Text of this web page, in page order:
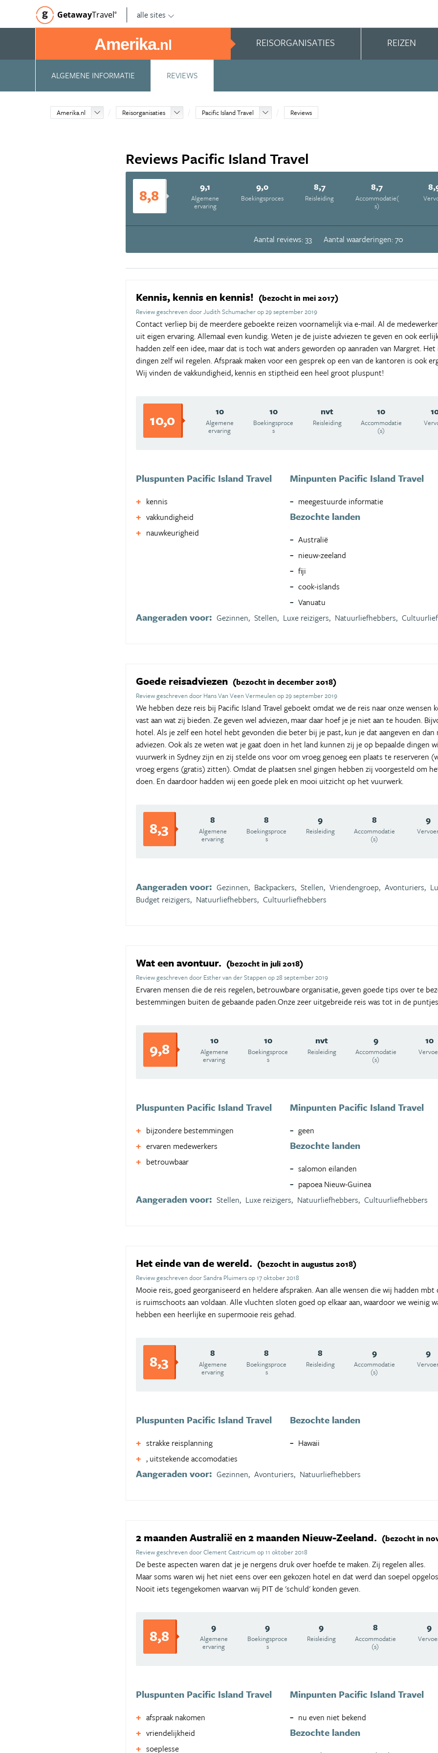
GetawayTravel© alle sites
Amerika.nl REISORGANISATIES REIZEN
ALGEMENE INFORMATIE REVIEWS
Amerika.nl Reisorganisaties Pacific Island Travel Reviews
Reviews Pacific Island Travel
8,8 9,1
Algemene
ervaring
9,0
Boekingsproces
8,7
Reisleiding
8,7
Accommodatie(
s)
Aantal reviews: 33 Aantal waarderingen: 70
Kennis, kennis en kennis! (bezocht in mei 2017)
Review geschreven door Judith Schumacher op 29 september 2019
Contact verliep bij de meerdere geboekte reizen voornamelijk via e-mail. Al de
uit eigen ervaring. Allemaal even kundig. Weten je de juiste adviezen te geven en ook
hadden zelf een idee, maar dat is toch wat anders geworden op aanraden van Margret.
dingen zelf wil regelen. Afspraak maken voor een gesprek op een van de kantoren is ook
Wij vinden de vakkundigheid, kennis en stiptheid een heel groot pluspunt!
10,0 10
Algemene
ervaring
10
Boekingsproce
s
nvt
Reisleiding
10
Accommodatie
(s)
Pluspunten Pacific Island Travel
kennis
vakkundigheid
nauwkeurigheid
Minpunten Pacific Island Travel
meegestuurde informatie
Bezochte landen
Australië
nieuw-zeeland
fiji
cook-islands
Vanuatu
Aangeraden voor: Gezinnen, Stellen, Luxe reizigers, Natuurliefhebbers,
Goede reisadviezen (bezocht in december 2018)
Review geschreven door Hans Van Veen Vermeulen op 29 september 2019
We hebben deze reis bij Pacific Island Travel geboekt omdat we de reis naar onze wensen
vast aan wat zij bieden. Ze geven wel adviezen, maar daar hoef je je niet aan te houden.
hotel. Als je zelf een hotel hebt gevonden die beter bij je past, kun je dat aangeven en
adviezen. Ook als ze weten wat je gaat doen in het land kunnen zij je op bepaalde dingen
vuurwerk in Sydney zijn en zij stelde ons voor om vroeg genoeg een plaats te reserveren
vroeg ergens (gratis) zitten). Omdat de plaatsen snel gingen hebben zij voorgesteld om
doen. En daardoor hadden wij een goede plek en mooi uitzicht op het vuurwerk.
8,3 8
Algemene
ervaring
8
Boekingsproce
s
9
Reisleiding
8
Accommodatie
(s)
9
Aangeraden voor: Gezinnen, Backpackers, Stellen, Vriendengroep, Avonturiers,
Budget reizigers, Natuurliefhebbers, Cultuurliefhebbers
Wat een avontuur. (bezocht in juli 2018)
Review geschreven door Esther van der Stappen op 28 september 2019
Ervaren mensen die de reis regelen, betrouwbare organisatie, geven goede tips over te
bestemmingen buiten de gebaande paden.Onze zeer uitgebreide reis was tot in de
9,8 10
Algemene
ervaring
10
Boekingsproce
s
nvt
Reisleiding
9
Accommodatie
(s)
10
Pluspunten Pacific Island Travel
bijzondere bestemmingen
ervaren medewerkers
betrouwbaar
Minpunten Pacific Island Travel
geen
Bezochte landen
salomon eilanden
papoea Nieuw-Guinea
Aangeraden voor: Stellen, Luxe reizigers, Natuurliefhebbers, Cultuurliefhebbers
Het einde van de wereld. (bezocht in augustus 2018)
Review geschreven door Sandra Pluimers op 17 oktober 2018
Mooie reis, goed georganiseerd en heldere afspraken. Aan alle wensen die wij hadden
is ruimschoots aan voldaan. Alle vluchten sloten goed op elkaar aan, waardoor we weinig
hebben een heerlijke en supermooie reis gehad.
8,3 8
Algemene
ervaring
8
Boekingsproce
s
8
Reisleiding
9
Accommodatie
(s)
9
Pluspunten Pacific Island Travel
strakke reisplanning
, uitstekende accomodaties
Bezochte landen
Hawaii
Aangeraden voor: Gezinnen, Avonturiers, Natuurliefhebbers
2 maanden Australië en 2 maanden Nieuw-Zeeland. (bezocht in
Review geschreven door Clement Castricum op 11 oktober 2018
De beste aspecten waren dat je je nergens druk over hoefde te maken. Zij regelen alles.
Maar soms waren wij het niet eens over een gekozen hotel en dat werd dan soepel
Nooit iets tegengekomen waarvan wij PIT de 'schuld' konden geven.
8,8 9
Algemene
ervaring
9
Boekingsproce
s
9
Reisleiding
8
Accommodatie
(s)
9
Pluspunten Pacific Island Travel
afspraak nakomen
vriendelijkheid
soeplesse
Minpunten Pacific Island Travel
nu even niet bekend
Bezochte landen